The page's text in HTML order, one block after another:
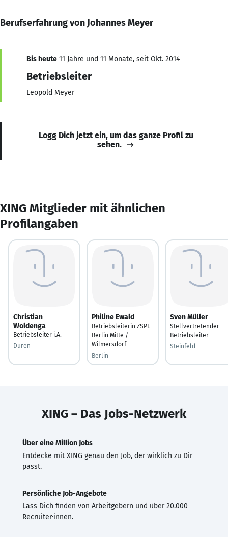
Berufserfahrung von Johannes Meyer
Bis heute 11 Jahre und 11 Monate, seit Okt. 2014
Betriebsleiter
Leopold Meyer
Logg Dich jetzt ein, um das ganze Profil zu
sehen.
XING Mitglieder mit ähnlichen
Profilangaben
Christian
Woldenga
Betriebsleiter i.A.
Düren
Philine Ewald
Betriebsleiterin ZSPL
Berlin Mitte /
Wilmersdorf
Berlin
Sven Müller
Stellvertretender
Betriebsleiter
Steinfeld
XING – Das Jobs-Netzwerk
Über eine Million Jobs
Entdecke mit XING genau den Job, der wirklich zu Dir
passt.
Persönliche Job-Angebote
Lass Dich finden von Arbeitgebern und über 20.000
Recruiter·innen.